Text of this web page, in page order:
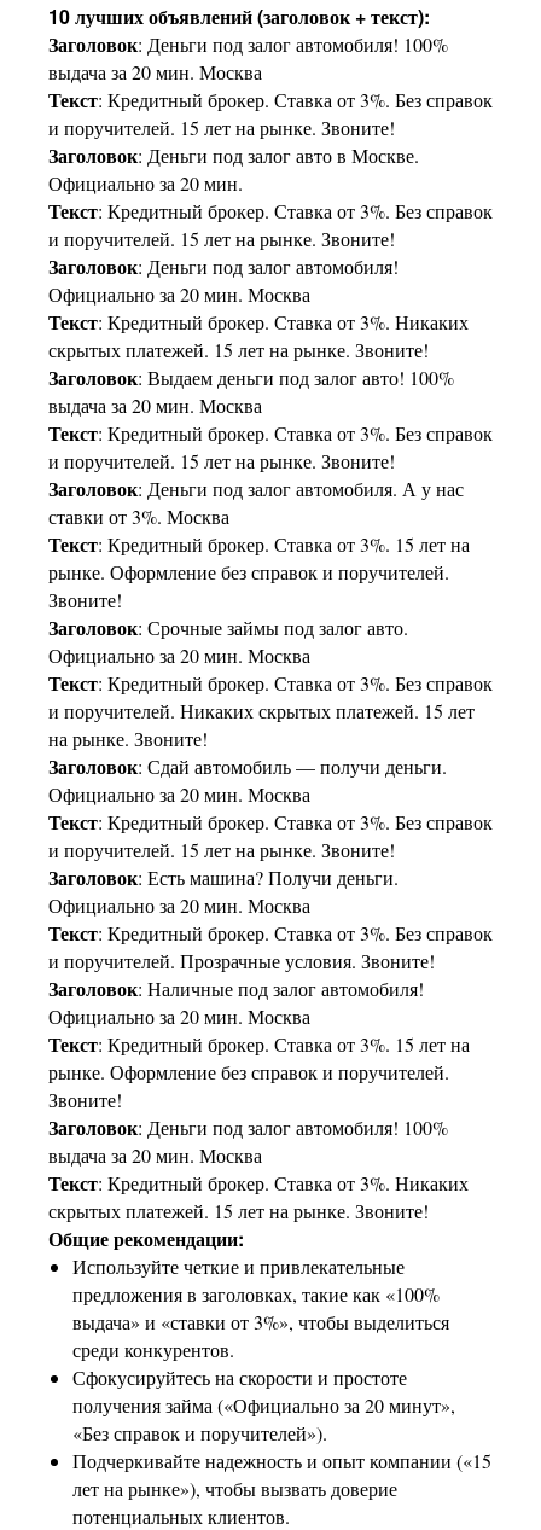
10 лучших объявлений (заголовок + текст):
Заголовок: Деньги под залог автомобиля! 100%
выдача за 20 мин. Москва
Текст: Кредитный брокер. Ставка от 3%. Без справок
и поручителей. 15 лет на рынке. Звоните!
Заголовок: Деньги под залог авто в Москве.
Официально за 20 мин.
Текст: Кредитный брокер. Ставка от 3%. Без справок
и поручителей. 15 лет на рынке. Звоните!
Заголовок: Деньги под залог автомобиля!
Официально за 20 мин. Москва
Текст: Кредитный брокер. Ставка от 3%. Никаких
скрытых платежей. 15 лет на рынке. Звоните!
Заголовок: Выдаем деньги под залог авто! 100%
выдача за 20 мин. Москва
Текст: Кредитный брокер. Ставка от 3%. Без справок
и поручителей. 15 лет на рынке. Звоните!
Заголовок: Деньги под залог автомобиля. А у нас
ставки от 3%. Москва
Текст: Кредитный брокер. Ставка от 3%. 15 лет на
рынке. Оформление без справок и поручителей.
Звоните!
Заголовок: Срочные займы под залог авто.
Официально за 20 мин. Москва
Текст: Кредитный брокер. Ставка от 3%. Без справок
и поручителей. Никаких скрытых платежей. 15 лет
на рынке. Звоните!
Заголовок: Сдай автомобиль — получи деньги.
Официально за 20 мин. Москва
Текст: Кредитный брокер. Ставка от 3%. Без справок
и поручителей. 15 лет на рынке. Звоните!
Заголовок: Есть машина? Получи деньги.
Официально за 20 мин. Москва
Текст: Кредитный брокер. Ставка от 3%. Без справок
и поручителей. Прозрачные условия. Звоните!
Заголовок: Наличные под залог автомобиля!
Официально за 20 мин. Москва
Текст: Кредитный брокер. Ставка от 3%. 15 лет на
рынке. Оформление без справок и поручителей.
Звоните!
Заголовок: Деньги под залог автомобиля! 100%
выдача за 20 мин. Москва
Текст: Кредитный брокер. Ставка от 3%. Никаких
скрытых платежей. 15 лет на рынке. Звоните!
Общие рекомендации:
Используйте четкие и привлекательные
предложения в заголовках, такие как «100%
выдача» и «ставки от 3%», чтобы выделиться
среди конкурентов.
Сфокусируйтесь на скорости и простоте
получения займа («Официально за 20 минут»,
«Без справок и поручителей»).
Подчеркивайте надежность и опыт компании («15
лет на рынке»), чтобы вызвать доверие
потенциальных клиентов.